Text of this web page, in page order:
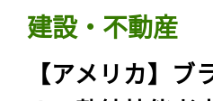
建設・不動産
【アメリカ】